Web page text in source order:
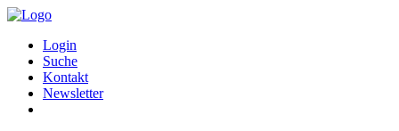
Login
Suche
Kontakt
Newsletter